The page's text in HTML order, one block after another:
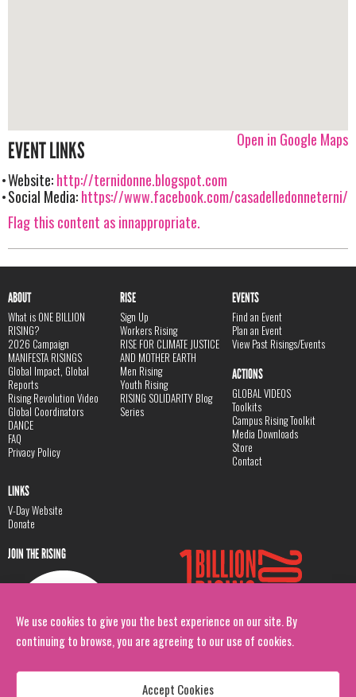
We use cookies to give you the best experience on our site. By
continuing to browse, you are agreeing to our use of cookies.
Accept Cookies
Open in Google Maps
EVENT LINKS
Website:http://ternidonne.blogspot.com
Social Media:https://www.facebook.com/casadelledonneterni/
Flag this content as innappropriate.
ABOUT
What is ONE BILLION
RISING?
2026 Campaign
MANIFESTA RISINGS
Global Impact, Global
Reports
Rising Revolution Video
Global Coordinators
DANCE
FAQ
Privacy Policy
RISE
Sign Up
Workers Rising
RISE FOR CLIMATE JUSTICE
AND MOTHER EARTH
Men Rising
Youth Rising
RISING SOLIDARITY Blog
Series
EVENTS
Find an Event
Plan an Event
View Past Risings/Events
ACTIONS
GLOBAL VIDEOS
Toolkits
Campus Rising Toolkit
Media Downloads
Store
Contact
LINKS
V-Day Website
Donate
JOIN THE RISING